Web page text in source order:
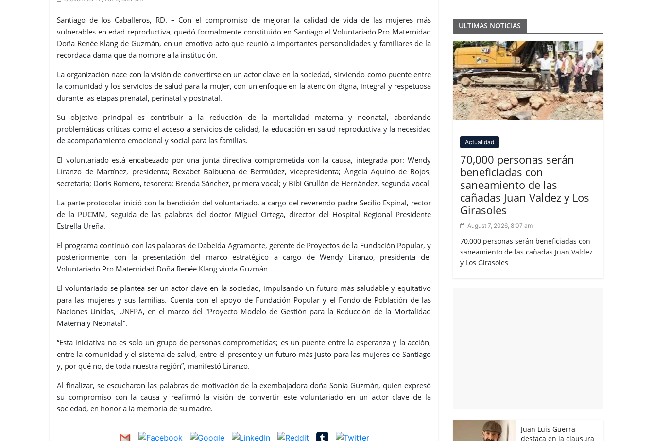
Santiago de los Caballeros, RD. – Con el compromiso de mejorar la calidad de vida de las mujeres más
vulnerables en edad reproductiva, quedó formalmente constituido en Santiago el Voluntariado Pro Maternidad
Doña Renée Klang de Guzmán, en un emotivo acto que reunió a importantes personalidades y familiares de la
recordada dama que da nombre a la institución.
La organización nace con la visión de convertirse en un actor clave en la sociedad, sirviendo como puente entre
la comunidad y los servicios de salud para la mujer, con un enfoque en la atención digna, integral y respetuosa
durante las etapas prenatal, perinatal y postnatal.
Su objetivo principal es contribuir a la reducción de la mortalidad materna y neonatal, abordando
problemáticas críticas como el acceso a servicios de calidad, la educación en salud reproductiva y la necesidad
de acompañamiento emocional y social para las familias.
El voluntariado está encabezado por una junta directiva comprometida con la causa, integrada por: Wendy
Liranzo de Martínez, presidenta; Bexabet Balbuena de Bermúdez, vicepresidenta; Ángela Aquino de Bojos,
secretaria; Doris Romero, tesorera; Brenda Sánchez, primera vocal; y Bibi Grullón de Hernández, segunda vocal.
La parte protocolar inició con la bendición del voluntariado, a cargo del reverendo padre Secilio Espinal, rector
de la PUCMM, seguida de las palabras del doctor Miguel Ortega, director del Hospital Regional Presidente
Estrella Ureña.
El programa continuó con las palabras de Dabeida Agramonte, gerente de Proyectos de la Fundación Popular, y
posteriormente con la presentación del marco estratégico a cargo de Wendy Liranzo, presidenta del
Voluntariado Pro Maternidad Doña Renée Klang viuda Guzmán.
El voluntariado se plantea ser un actor clave en la sociedad, impulsando un futuro más saludable y equitativo
para las mujeres y sus familias. Cuenta con el apoyo de Fundación Popular y el Fondo de Población de las
Naciones Unidas, UNFPA, en el marco del “Proyecto Modelo de Gestión para la Reducción de la Mortalidad
Materna y Neonatal”.
“Esta iniciativa no es solo un grupo de personas comprometidas; es un puente entre la esperanza y la acción,
entre la comunidad y el sistema de salud, entre el presente y un futuro más justo para las mujeres de Santiago
y, por qué no, de toda nuestra región”, manifestó Liranzo.
Al finalizar, se escucharon las palabras de motivación de la exembajadora doña Sonia Guzmán, quien expresó
su compromiso con la causa y reafirmó la visión de convertir este voluntariado en un actor clave de la
sociedad, en honor a la memoria de su madre.
ULTIMAS NOTICIAS
Actualidad
70,000 personas serán
beneficiadas con
saneamiento de las
cañadas Juan Valdez y Los
Girasoles
August 7, 2026, 8:07 am
70,000 personas serán beneficiadas con
saneamiento de las cañadas Juan Valdez
y Los Girasoles
Juan Luis Guerra
destaca en la clausura